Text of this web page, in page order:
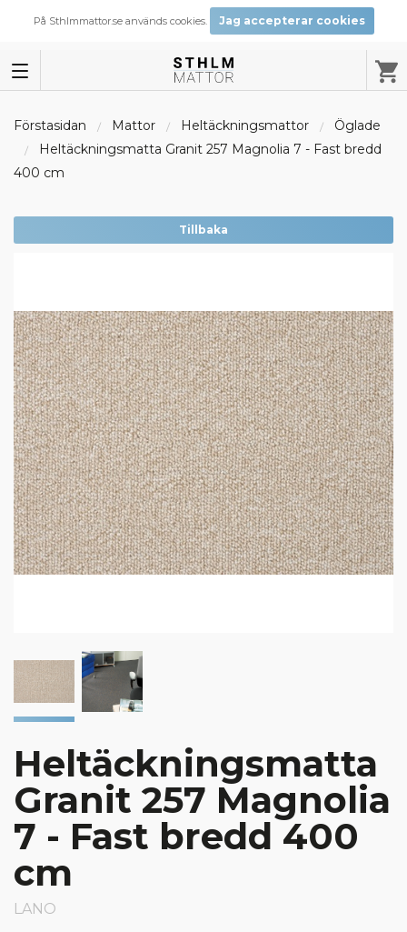
På Sthlmmattor.se används cookies. Jag accepterar cookies
Förstasidan Mattor Heltäckningsmattor
Öglade
Heltäckningsmatta Granit 257 Magnolia 7 - Fast bredd
400 cm
Tillbaka
Heltäckningsmatta
Granit 257 Magnolia
7 - Fast bredd 400
cm
LANO